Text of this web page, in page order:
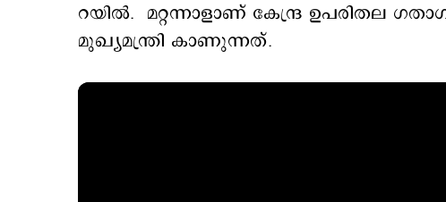
റയില്‍. മറ്റന്നാളാണ് കേന്ദ്ര ഉപരിതല
മുഖ്യമന്ത്രി കാണുന്നത്.